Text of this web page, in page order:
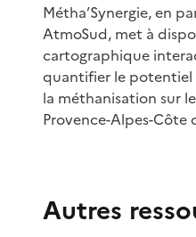
Métha’Synergie, en
AtmoSud, met à
cartographique
quantifier le
la méthanisation sur
Provence-Alpes-Côte
Autres